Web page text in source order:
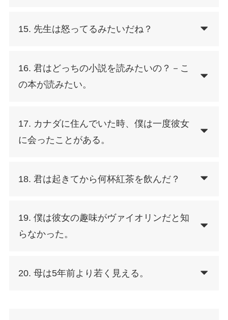
15. 先生は怒ってるみたいだね？
16. 君はどっちの小説を読みたいの？－こ
の本が読みたい。
17. カナダに住んでいた時、僕は一度彼女
に会ったことがある。
18. 君は起きてから何杯紅茶を飲んだ？
19. 僕は彼女の趣味がヴァイオリンだと知
らなかった。
20. 母は5年前より若く見える。